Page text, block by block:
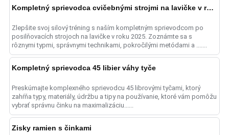
Kompletný sprievodca cvičebnými strojmi na lavičke v roku 2025
Zlepšite svoj silový tréning s naším kompletným sprievodcom po
posilňovacích strojoch na lavičke v roku 2025. Zoznámte sa s
rôznymi typmi, správnymi technikami, pokročilými metódami a .......
Kompletný sprievodca 45 libier váhy tyče
Preskúmajte komplexného sprievodcu 45 librovými tyčami, ktorý
zahŕňa typy, materiály, údržbu a tipy na používanie, ktoré vám pomôžu
vybrať správnu činku na maximalizáciu......
Zisky ramien s činkami